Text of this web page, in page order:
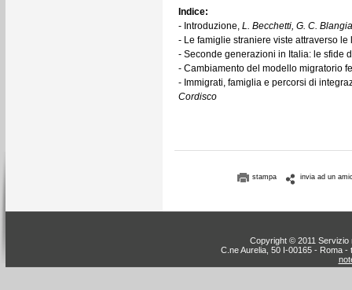
Indice:
- Introduzione, L. Becchetti, G. C.
- Le famiglie straniere viste attraverso
- Seconde generazioni in Italia: le sfide
- Cambiamento del modello migratorio
- Immigrati, famiglia e percorsi di
Cordisco
stampa invia ad un
Copyright © 2011 Servizio
C.ne Aurelia, 50 I-00165 - Roma